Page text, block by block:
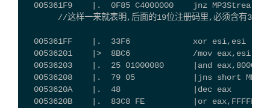
005361F9    |.  0F85 C4000000    jnz
//这样一来就表明,后面的19位注册码里,必须含有3个
005361FF    |.  33F6             xor esi,esi
00536201    |>  8BC6             /mov eax,esi
00536203    |.  25 01000080      |and
00536208    |.  79 05            |jns short
0053620A    |.  48               |dec eax
0053620B    |.  83C8 FE          |or eax,FFFFFFFE